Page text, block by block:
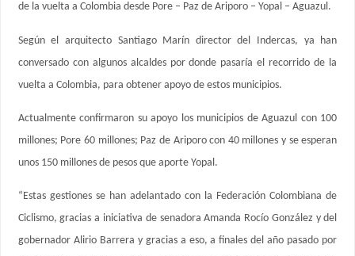
de la vuelta a Colombia desde Pore – Paz de Ariporo – Yopal – Aguazul.
Según el arquitecto Santiago Marín director del Indercas, ya han
conversado con algunos alcaldes por donde pasaría el recorrido de la
vuelta a Colombia, para obtener apoyo de estos municipios.
Actualmente confirmaron su apoyo los municipios de Aguazul con 100
millones; Pore 60 millones; Paz de Ariporo con 40 millones y se esperan
unos 150 millones de pesos que aporte Yopal.
“Estas gestiones se han adelantado con la Federación Colombiana de
Ciclismo, gracias a iniciativa de senadora Amanda Rocío González y del
gobernador Alirio Barrera y gracias a eso, a finales del año pasado por